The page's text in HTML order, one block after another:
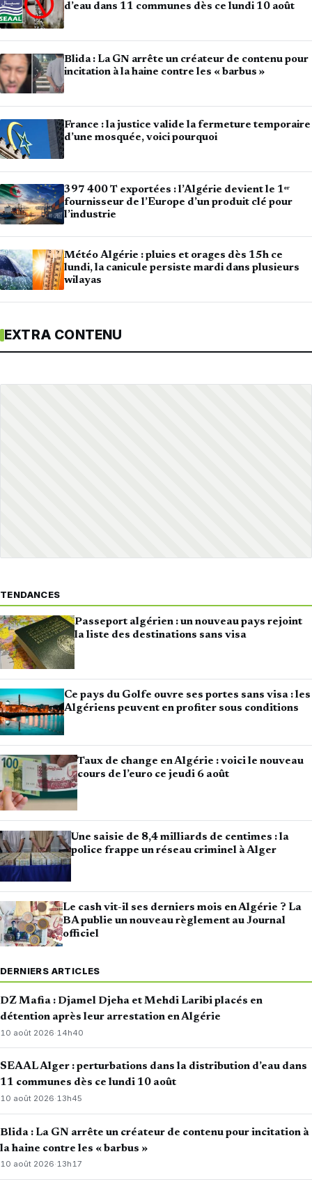
d’eau dans 11 communes dès ce lundi 10 août
Blida : La GN arrête un créateur de contenu pour
incitation à la haine contre les « barbus »
France : la justice valide la fermeture temporaire
d’une mosquée, voici pourquoi
397 400 T exportées : l’Algérie devient le 1ᵉʳ
fournisseur de l’Europe d’un produit clé pour
l’industrie
Météo Algérie : pluies et orages dès 15h ce
lundi, la canicule persiste mardi dans plusieurs
wilayas
EXTRA CONTENU
TENDANCES
Passeport algérien : un nouveau pays rejoint
la liste des destinations sans visa
Ce pays du Golfe ouvre ses portes sans visa : les
Algériens peuvent en profiter sous conditions
Taux de change en Algérie : voici le nouveau
cours de l’euro ce jeudi 6 août
Une saisie de 8,4 milliards de centimes : la
police frappe un réseau criminel à Alger
Le cash vit-il ses derniers mois en Algérie ? La
BA publie un nouveau règlement au Journal
officiel
DERNIERS ARTICLES
DZ Mafia : Djamel Djeha et Mehdi Laribi placés en
détention après leur arrestation en Algérie
10 août 2026· 14h40
SEAAL Alger : perturbations dans la distribution d’eau dans
11 communes dès ce lundi 10 août
10 août 2026·13h45
Blida : La GN arrête un créateur de contenu pour incitation à
la haine contre les « barbus »
10 août 2026·13h17